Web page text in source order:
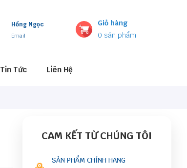
Hồng Ngọc
Email
Giỏ hàng
0 sản phẩm
Tin Tức Liên Hệ
CAM KẾT TỪ CHÚNG TÔI
SẢN PHẨM CHÍNH HÃNG